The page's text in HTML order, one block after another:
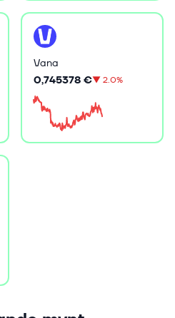
Vana
0,745378 €▼2.0%